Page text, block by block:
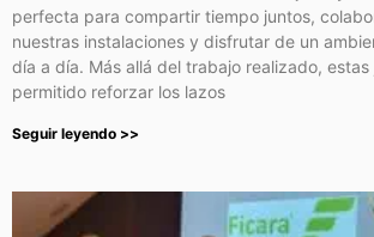
perfecta para compartir tiempo juntos,
nuestras instalaciones y disfrutar de un
día a día. Más allá del trabajo realizado, estas
permitido reforzar los lazos
Seguir leyendo >>